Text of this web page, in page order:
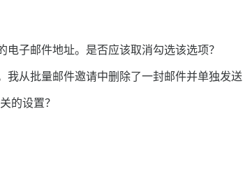
子邮件地址。是否应该取消勾选该选项？
从批量邮件邀请中删除了一封邮件并单独发
的设置？